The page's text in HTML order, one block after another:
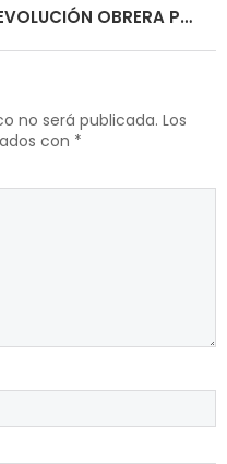
REVOLUCIÓN OBRERA PRESENTE EN LA RED
no será publicada. Los
con *